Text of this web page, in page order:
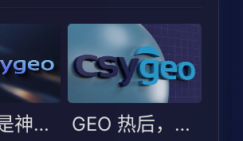
GEO 不是神话也非噱头：更该看选型边界 GEO 热后，企业更易踩的不是技术坑而是选型判断坑